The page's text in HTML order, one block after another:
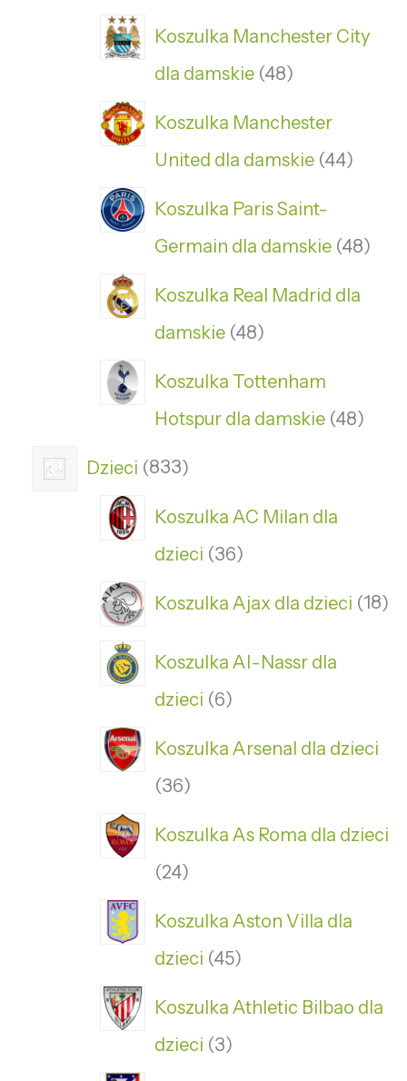
Koszulka Manchester City
dla damskie 48
Koszulka Manchester
United dla damskie 44
Koszulka Paris Saint-
Germain dla damskie 48
Koszulka Real Madrid dla
damskie 48
Koszulka Tottenham
Hotspur dla damskie 48
Dzieci 833
Koszulka AC Milan dla
dzieci 36
Koszulka Ajax dla dzieci 18
Koszulka Al-Nassr dla
dzieci 6
Koszulka Arsenal dla dzieci
36
Koszulka As Roma dla dzieci
24
Koszulka Aston Villa dla
dzieci 45
Koszulka Athletic Bilbao dla
dzieci 3